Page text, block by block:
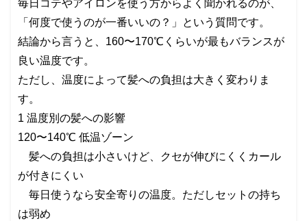
毎日コテやアイロンを使う方からよく聞かれるのが、
「何度で使うのが一番いいの？」という質問です。
結論から言うと、160〜170℃くらいが最もバランスが
良い温度です。
ただし、温度によって髪への負担は大きく変わりま
す。
1 温度別の髪への影響
120〜140℃ 低温ゾーン
髪への負担は小さいけど、クセが伸びにくくカール
が付きにくい
毎日使うなら安全寄りの温度。ただしセットの持ち
は弱め